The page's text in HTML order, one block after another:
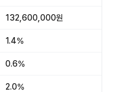
132,600,000원
1.4%
0.6%
2.0%